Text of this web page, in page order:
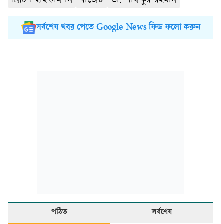
সর্বশেষ খবর পেতে Google News ফিড ফলো করুন
পঠিত সর্বশেষ